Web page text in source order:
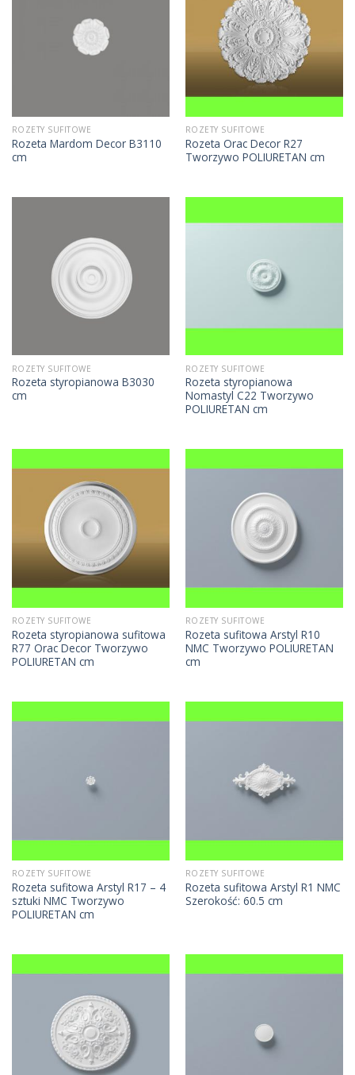
ROZETY SUFITOWE
Rozeta Mardom Decor B3110
cm
ROZETY SUFITOWE
Rozeta Orac Decor R27
Tworzywo POLIURETAN cm
ROZETY SUFITOWE
Rozeta styropianowa B3030
cm
ROZETY SUFITOWE
Rozeta styropianowa
Nomastyl C22 Tworzywo
POLIURETAN cm
ROZETY SUFITOWE
Rozeta styropianowa sufitowa
R77 Orac Decor Tworzywo
POLIURETAN cm
ROZETY SUFITOWE
Rozeta sufitowa Arstyl R10
NMC Tworzywo POLIURETAN
cm
ROZETY SUFITOWE
Rozeta sufitowa Arstyl R17 – 4
sztuki NMC Tworzywo
POLIURETAN cm
ROZETY SUFITOWE
Rozeta sufitowa Arstyl R1 NMC
Szerokość: 60.5 cm